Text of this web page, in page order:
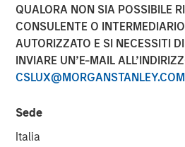
QUALORA NON SIA POSSIBILE
CONSULENTE O
AUTORIZZATO E SI NECESSITI
INVIARE UN’E-MAIL
CSLUX@MORGANSTANLEY.COM
Sede
Italia
20 OTTOBRE 2022